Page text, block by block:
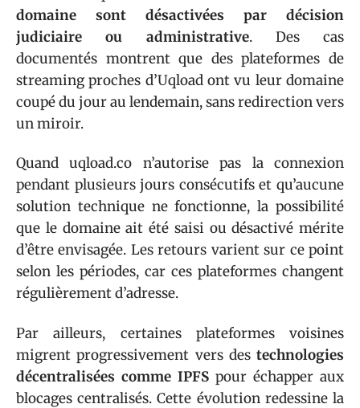
domaine sont désactivées par décision
judiciaire ou administrative. Des cas
documentés montrent que des plateformes de
streaming proches d’Uqload ont vu leur domaine
coupé du jour au lendemain, sans redirection vers
un miroir.
Quand uqload.co n’autorise pas la connexion
pendant plusieurs jours consécutifs et qu’aucune
solution technique ne fonctionne, la possibilité
que le domaine ait été saisi ou désactivé mérite
d’être envisagée. Les retours varient sur ce point
selon les périodes, car ces plateformes changent
régulièrement d’adresse.
Par ailleurs, certaines plateformes voisines
migrent progressivement vers des technologies
décentralisées comme IPFS pour échapper aux
blocages centralisés. Cette évolution redessine la